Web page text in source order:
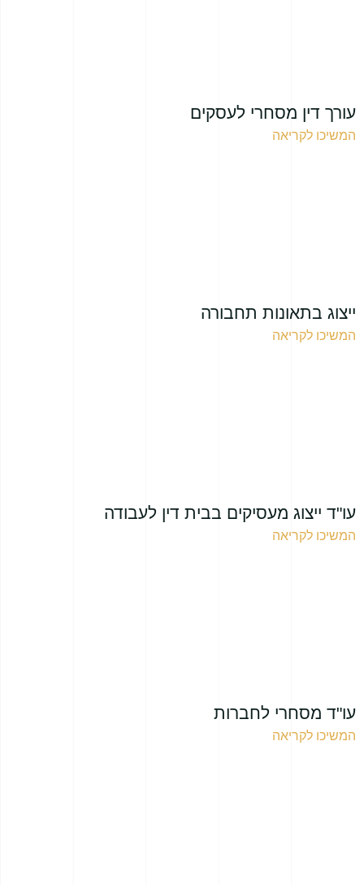
עורך דין מסחרי לעסקים
המשיכו לקריאה
ייצוג בתאונות תחבורה
המשיכו לקריאה
עו"ד ייצוג מעסיקים בבית דין לעבודה
המשיכו לקריאה
עו"ד מסחרי לחברות
המשיכו לקריאה